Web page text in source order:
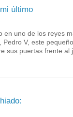
último
en uno de los reyes
Pedro V, este
sus puertas frente al